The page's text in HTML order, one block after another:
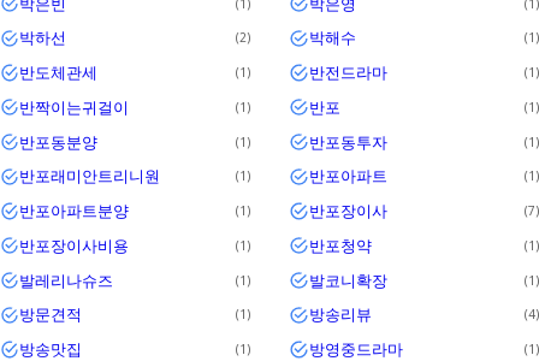
박하선 2 박해수 1
반도체관세 1 반전드라마 1
반짝이는귀걸이 1 반포 1
반포동분양 1 반포동투자 1
반포래미안트리니원 1 반포아파트 1
반포아파트분양 1 반포장이사 7
반포장이사비용 1 반포청약 1
발레리나슈즈 1 발코니확장 1
방문견적 1 방송리뷰 4
방송맛집 1 방영중드라마 1